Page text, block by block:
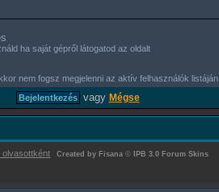
ha saját gépről látogatod az oldalt
nem fogsz megjelenni az aktív felhasználók listáján
vagy Mégse
olvasottként Created by Fisana © IPB 3.0 Forum Skins